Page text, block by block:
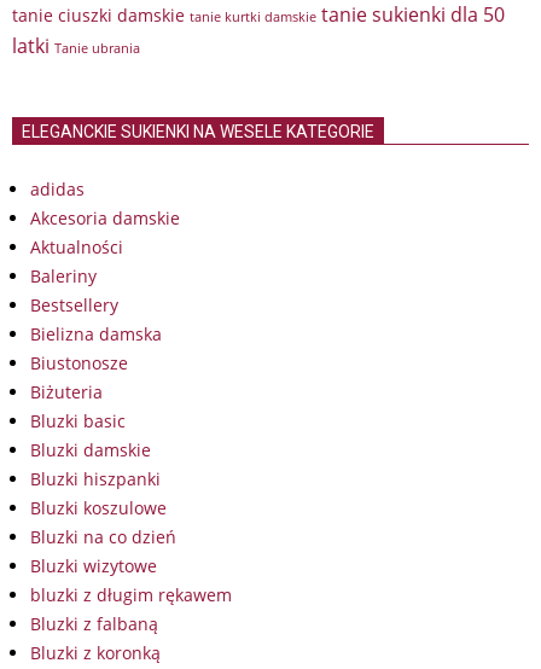
tanie ciuszki damskie tanie kurtki damskie tanie sukienki dla 50
latki Tanie ubrania
ELEGANCKIE SUKIENKI NA WESELE KATEGORIE
adidas
Akcesoria damskie
Aktualności
Baleriny
Bestsellery
Bielizna damska
Biustonosze
Biżuteria
Bluzki basic
Bluzki damskie
Bluzki hiszpanki
Bluzki koszulowe
Bluzki na co dzień
Bluzki wizytowe
bluzki z długim rękawem
Bluzki z falbaną
Bluzki z koronką